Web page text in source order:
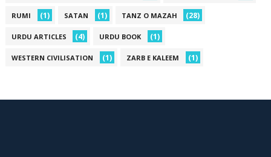
RUMI (1) SATAN (1) TANZ O MAZAH (28)
URDU ARTICLES (4) URDU BOOK (1)
WESTERN CIVILISATION (1) ZARB E KALEEM (1)